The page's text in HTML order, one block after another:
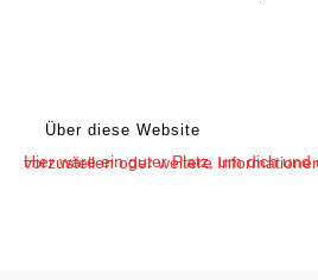
Über diese Website
Hier wäre ein guter Platz, um dich und deine Website vorzustellen oder